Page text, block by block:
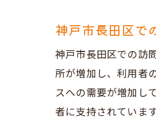
神戸市長田区で
神戸市長田区での訪
所が増加し、利用者
スへの需要が増加し
者に支持されています